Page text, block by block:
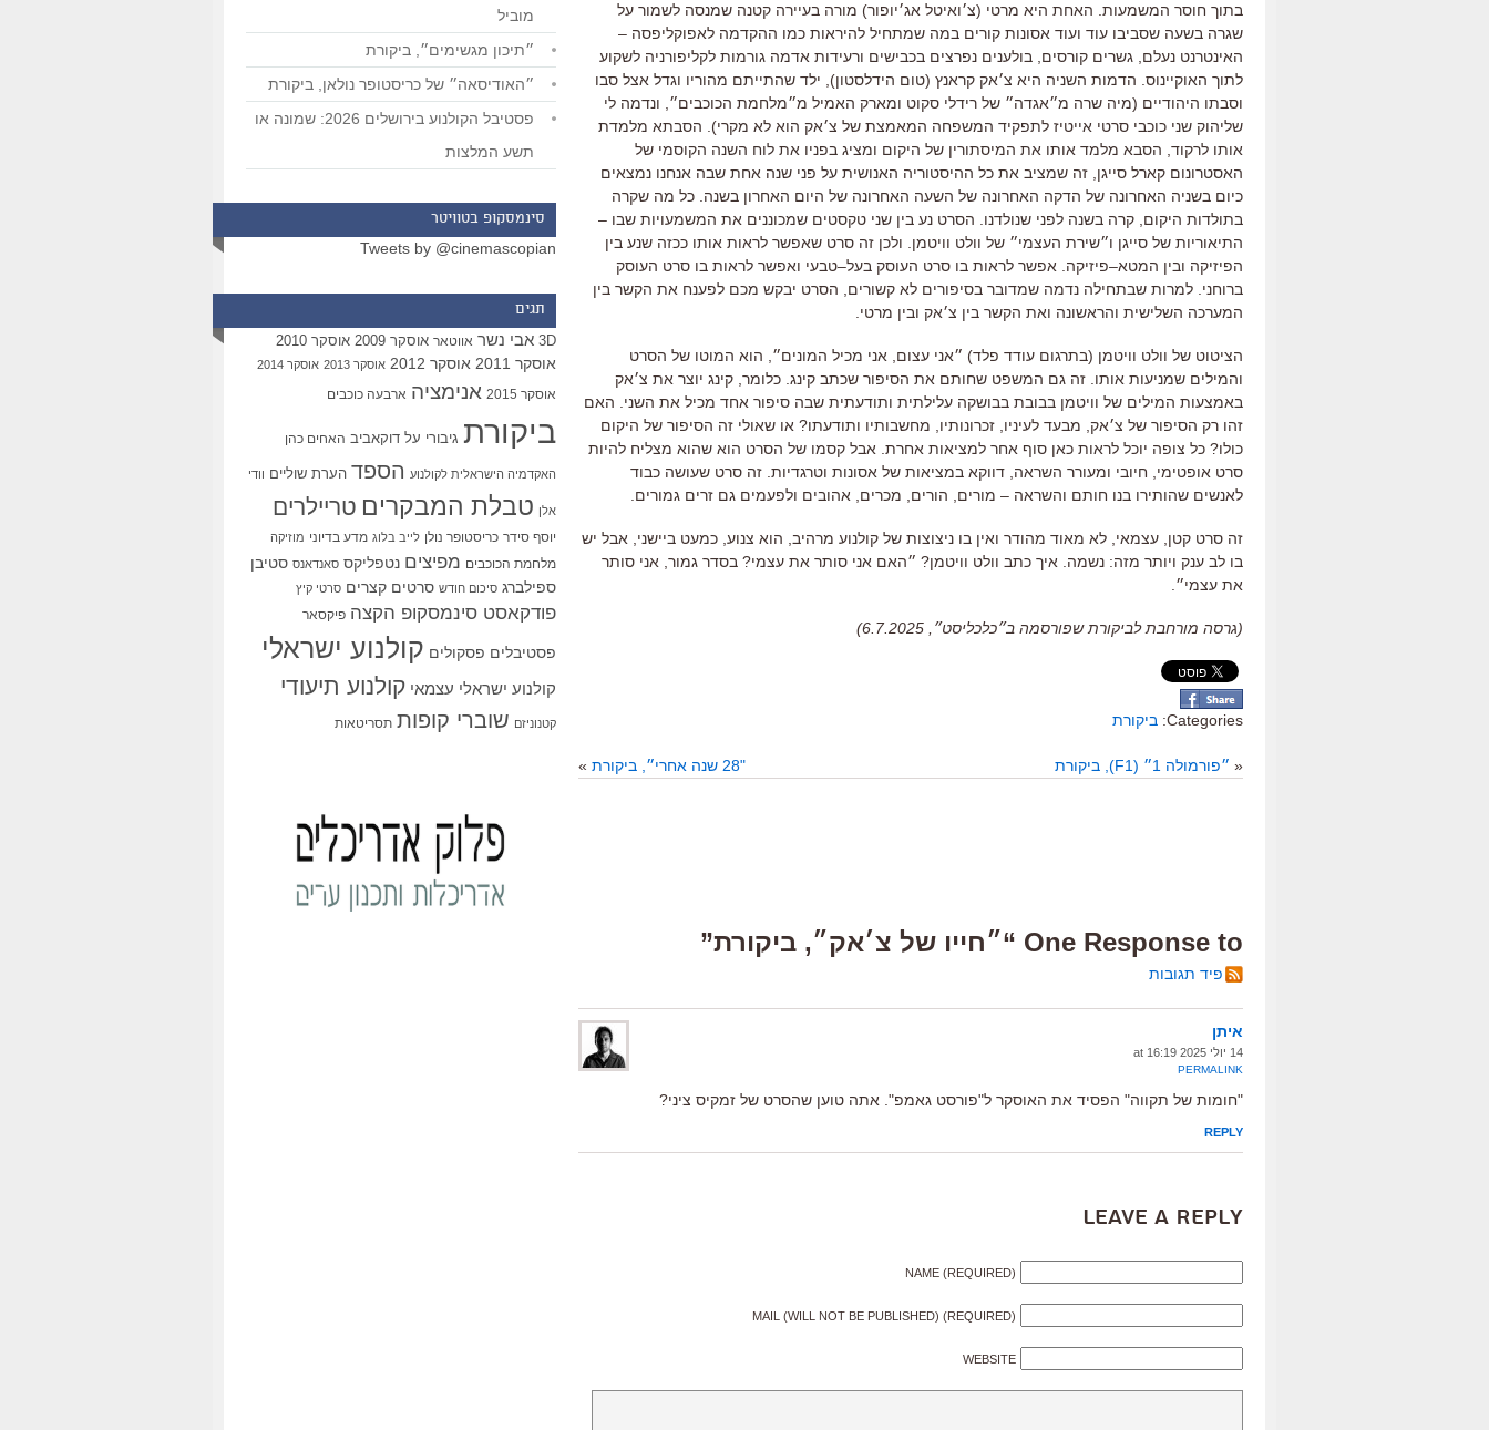
בתוך חוסר המשמעות האחת היא מרטי (צ׳ואיטל אג׳יופור) מורה בעיירה קטנה שמנסה לשמור על
שגרה בשעה שסביבו עוד ועוד אסונות קורים במה שמתחיל להיראות כמו ההקדמה לאפוקליפסה –
האינטרנט נעלם גשרים קורסים בולענים נפרצים בכבישים ורעידות אדמה גורמות לקליפורניה לשקוע
לתוך האוקיינוס הדמות השניה היא צ׳אק קראנץ (טום הידלסטון), ילד שהתייתם מהוריו וגדל אצל סבו
וסבתו היהודיים (מיה שרה מ״אגדה״ של רידלי סקוט ומארק האמיל מ״מלחמת הכוכבים״
ונדמה לי
שליהוק שני כוכבי סרטי אייטיז לתפקיד המשפחה המאמצת של צ׳אק הוא לא מקרי). הסבתא מלמדת
אותו לרקוד הסבא מלמד אותו את המיסתורין של היקום ומציג בפניו את לוח השנה הקוסמי של
האסטרונום קארל סייגן זה שמציב את כל ההיסטוריה האנושית על פני שנה אחת שבה אנחנו נמצאים
כיום בשניה האחרונה של הדקה האחרונה של השעה האחרונה של היום האחרון בשנה כל מה שקרה
בתולדות היקום קרה בשנה לפני שנולדנו הסרט נע בין שני טקסטים שמכוננים את המשמעויות שבו –
התיאוריות של סייגן ו״שירת העצמי״ של וולט וויטמן
ולכן זה סרט שאפשר לראות אותו ככזה שנע בין
הפיזיקה ובין המטא–פיזיקה אפשר לראות בו סרט העוסק בעל–טבעי ואפשר לראות בו סרט העוסק
ברוחני למרות שבתחילה נדמה שמדובר בסיפורים לא קשורים
הסרט יבקש מכם לפענח את הקשר בין
המערכה השלישית והראשונה ואת הקשר בין צ׳אק ובין מרטי
הציטוט של וולט וויטמן (בתרגום עודד פלד) ״אני עצום אני מכיל המונים״
הוא המוטו של הסרט
והמילים שמניעות אותו זה גם המשפט שחותם את הסיפור שכתב קינג כלומר קינג יוצר את צ׳אק
באמצעות המילים של וויטמן בבובת בבושקה עלילתית ותודעתית שבה סיפור אחד מכיל את השני
האם
זהו רק הסיפור של צ׳אק מבעד לעיניו זכרונותיו מחשבותיו ותודעתו? או שאולי זה הסיפור של היקום
כולו? כל צופה יוכל לראות כאן סוף אחר למציאות אחרת אבל קסמו של הסרט הוא שהוא מצליח להיות
סרט אופטימי
חיובי ומעורר השראה דווקא במציאות של אסונות וטרגדיות זה סרט שעושה כבוד
לאנשים שהותירו בנו חותם והשראה – מורים הורים מכרים אהובים ולפעמים גם זרים גמורים
זה סרט קטן עצמאי לא מאוד מהודר ואין בו ניצוצות של קולנוע מרהיב הוא צנוע כמעט ביישני
אבל יש
בו לב ענק ויותר מזה: נשמה איך כתב וולט וויטמן? ״האם אני סותר את עצמי? בסדר גמור אני סותר
את עצמי״
(גרסה מורחבת לביקורת שפורסמה ב״כלכליסט״, 6.7.2025)
Categories: ביקורת
« ״פורמולה 1״ (F1), ביקורת "28 שנה אחרי״, ביקורת »
One Response to “״חייו של צ׳אק״, ביקורת”
פיד תגובות
איתן
14 יולי 2025 at 16:19
PERMALINK
"חומות של תקווה" הפסיד את האוסקר ל"פורסט גאמפ". אתה טוען שהסרט של זמקיס ציני?
REPLY
Leave a Reply
NAME (REQUIRED)
MAIL (WILL NOT BE PUBLISHED) (REQUIRED)
WEBSITE
מוביל
״תיכון מגשימים״, ביקורת
״האודיסאה״ של כריסטופר נולאן, ביקורת
פסטיבל הקולנוע בירושלים 2026: שמונה או
תשע המלצות
סינמסקופ בטוויטר
Tweets by @cinemascopian
תגים
3D אבי נשר אווטאר אוסקר 2009 אוסקר 2010
אוסקר 2011 אוסקר 2012 אוסקר 2013 אוסקר 2014
אוסקר 2015 אנימציה ארבעה כוכבים
ביקורת גיבורי על דוקאביב האחים כהן
האקדמיה הישראלית לקולנוע הספד הערת שוליים וודי
אלן טבלת המבקרים טריילרים
יוסף סידר כריסטופר נולן לייב בלוג מדע בדיוני מוזיקה
מלחמת הכוכבים מפיצים נטפליקס סאנדאנס סטיבן
ספילברג סיכום חודש סרטים קצרים סרטי קיץ
פודקאסט סינמסקופ הקצה פיקסאר
פסטיבלים פסקולים קולנוע ישראלי
קולנוע ישראלי עצמאי קולנוע תיעודי
קטנוניזם שוברי קופות תסריטאות